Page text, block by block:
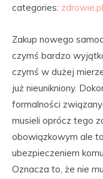
categories: zdrowie.pl
Zakup nowego
czymś bardzo
czymś w dużej
już nieunikniony.
formalności
musieli oprócz tego
obowiązkowym ale
ubezpieczeniem
Oznacza to, że nie